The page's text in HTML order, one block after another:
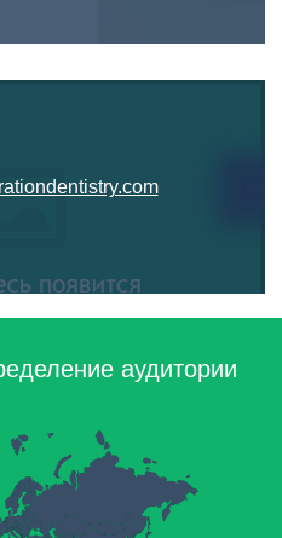
аудитории